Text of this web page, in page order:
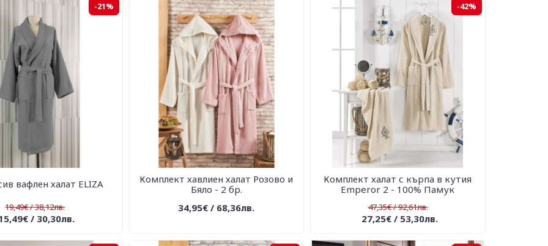
-21%
вафлен халат ELIZA
19,49€ / 38,12лв.
/ 30,30лв.
Комплект хавлиен халат Розово и
Бяло - 2 бр.
34,95€ / 68,36лв.
-42%
Комплект халат с кърпа в кутия
Emperor 2 - 100% Памук
47,35€ / 92,61лв.
27,25€ / 53,30лв.